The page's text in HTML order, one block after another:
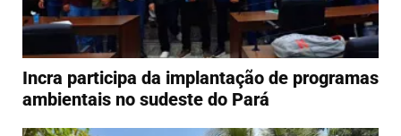
Incra participa da implantação de programas
ambientais no sudeste do Pará